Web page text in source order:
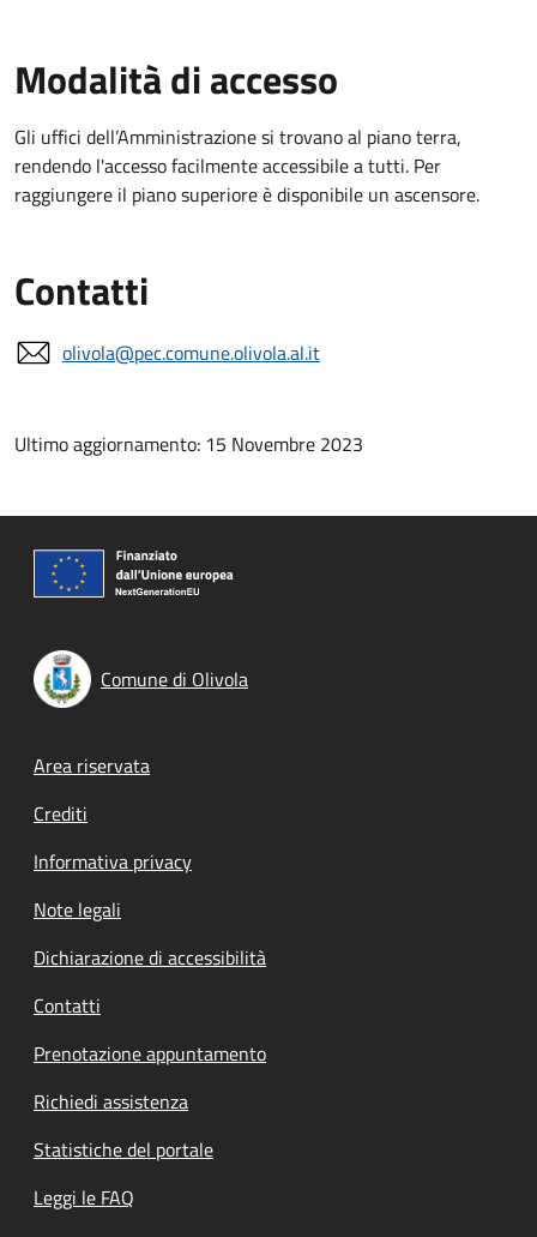
Modalità di accesso
Gli uffici dell’Amministrazione si trovano al piano terra,
rendendo l'accesso facilmente accessibile a tutti. Per
raggiungere il piano superiore è disponibile un ascensore.
Contatti
olivola@pec.comune.olivola.al.it
Ultimo aggiornamento: 15 Novembre 2023
Comune di Olivola
Footer menu
Area riservata
Crediti
Informativa privacy
Note legali
Dichiarazione di accessibilità
Contatti
Prenotazione appuntamento
Richiedi assistenza
Statistiche del portale
Leggi le FAQ